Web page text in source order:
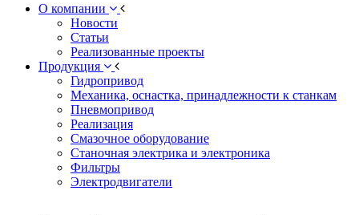
О компании
Новости
Статьи
Реализованные проекты
Продукция
Гидропривод
Механика, оснастка, принадлежности к станкам
Пневмопривод
Реализация
Смазочное оборудование
Станочная электрика и электроника
Фильтры
Электродвигатели